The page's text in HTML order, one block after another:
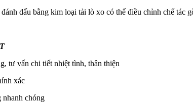
dấu bằng kim loại tải lò xo có thể điều chỉnh chế tác
tư vấn chi tiết nhiệt tình, thân thiện
xác
nhanh chóng